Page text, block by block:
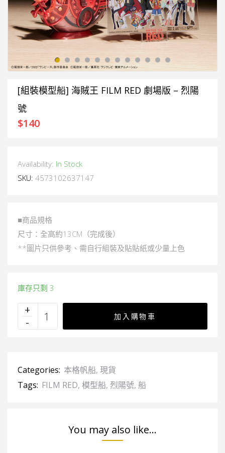
[組裝模型船] 海賊王 FILM RED 劇場版 – 烈陽
號
$140
Availability: In Stock
SKU: 4573102637147
■商品規格
尺寸：全高約13CM（完成後）
**圖片只供參考、需自行組裝及貼貼紙或少量上色
庫存只剩 3
加入購物車
Categories: 本格帆船, 現貨
Tags: FILM RED, 模型船, 烈陽號, 船
You may also like...